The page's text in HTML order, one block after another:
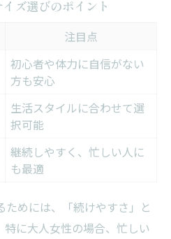
ズ選びのポイント
注目点
初心者や体力に自信がない
方も安心
生活スタイルに合わせて選
択可能
継続しやすく、忙しい人に
も最適
めには、「続けやすさ」と
特に大人女性の場合、忙しい